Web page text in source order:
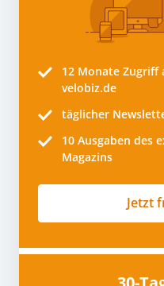
12 Monate Zugriff
velobiz.de
täglicher
10 Ausgaben des
Magazins
Jetzt